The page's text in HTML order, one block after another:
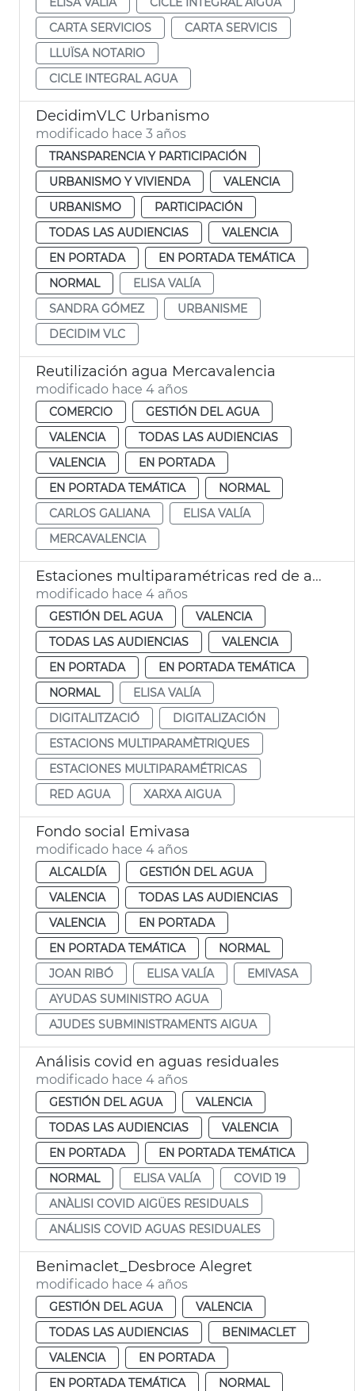
CARTA SERVICIOS
CARTA SERVICIS
LLUÏSA NOTARIO
CICLE INTEGRAL AGUA
DecidimVLC Urbanismo
modificado hace 3 años
TRANSPARENCIA Y PARTICIPACIÓN
URBANISMO Y VIVIENDA
VALENCIA
URBANISMO
PARTICIPACIÓN
TODAS LAS AUDIENCIAS
VALENCIA
EN PORTADA
EN PORTADA TEMÁTICA
NORMAL
ELISA VALÍA
SANDRA GÓMEZ
URBANISME
DECIDIM VLC
Reutilización agua Mercavalencia
modificado hace 4 años
COMERCIO
GESTIÓN DEL AGUA
VALENCIA
TODAS LAS AUDIENCIAS
VALENCIA
EN PORTADA
EN PORTADA TEMÁTICA
NORMAL
CARLOS GALIANA
ELISA VALÍA
MERCAVALENCIA
Estaciones multiparamétricas red de agua
modificado hace 4 años
GESTIÓN DEL AGUA
VALENCIA
TODAS LAS AUDIENCIAS
VALENCIA
EN PORTADA
EN PORTADA TEMÁTICA
NORMAL
ELISA VALÍA
DIGITALITZACIÓ
DIGITALIZACIÓN
ESTACIONS MULTIPARAMÈTRIQUES
ESTACIONES MULTIPARAMÉTRICAS
RED AGUA
XARXA AIGUA
Fondo social Emivasa
modificado hace 4 años
ALCALDÍA
GESTIÓN DEL AGUA
VALENCIA
TODAS LAS AUDIENCIAS
VALENCIA
EN PORTADA
EN PORTADA TEMÁTICA
NORMAL
JOAN RIBÓ
ELISA VALÍA
EMIVASA
AYUDAS SUMINISTRO AGUA
AJUDES SUBMINISTRAMENTS AIGUA
Análisis covid en aguas residuales
modificado hace 4 años
GESTIÓN DEL AGUA
VALENCIA
TODAS LAS AUDIENCIAS
VALENCIA
EN PORTADA
EN PORTADA TEMÁTICA
NORMAL
ELISA VALÍA
COVID 19
ANÀLISI COVID AIGÜES RESIDUALS
ANÁLISIS COVID AGUAS RESIDUALES
Benimaclet_Desbroce Alegret
modificado hace 4 años
GESTIÓN DEL AGUA
VALENCIA
TODAS LAS AUDIENCIAS
BENIMACLET
VALENCIA
EN PORTADA
EN PORTADA TEMÁTICA
NORMAL